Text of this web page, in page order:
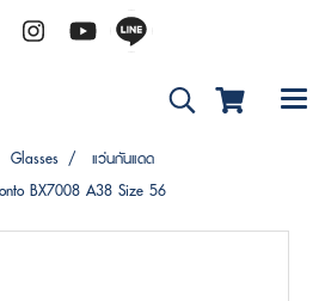
Glasses
แว่นกันแดด
BX7008 A38 Size 56